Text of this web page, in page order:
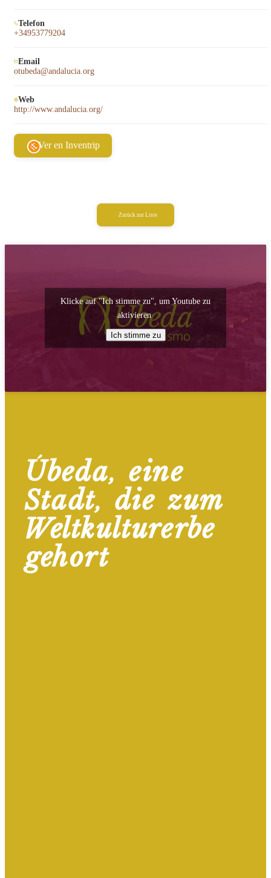
Telefon
+34953779204
Email
otubeda@andalucia.org
Web
http://www.andalucia.org/
Ver en Inventrip
Zurück zur Liste
Klicke auf "Ich stimme zu", um Youtube zu
aktivieren
Ich stimme zu
Úbeda, eine
Stadt, die zum
Weltkulturerbe
gehört